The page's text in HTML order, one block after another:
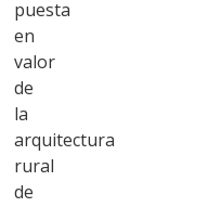
puesta
en
valor
de
la
arquitectura
rural
de